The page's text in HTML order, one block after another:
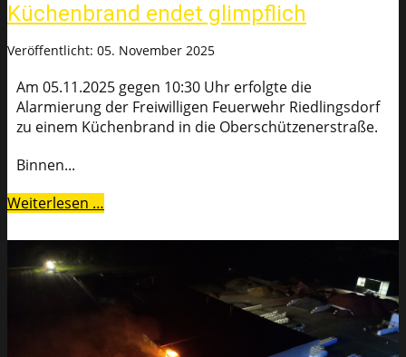
Küchenbrand endet glimpflich
Veröffentlicht: 05. November 2025
Am 05.11.2025 gegen 10:30 Uhr erfolgte die
Alarmierung der Freiwilligen Feuerwehr Riedlingsdorf
zu einem Küchenbrand in die Oberschützenerstraße.
Binnen...
Weiterlesen …